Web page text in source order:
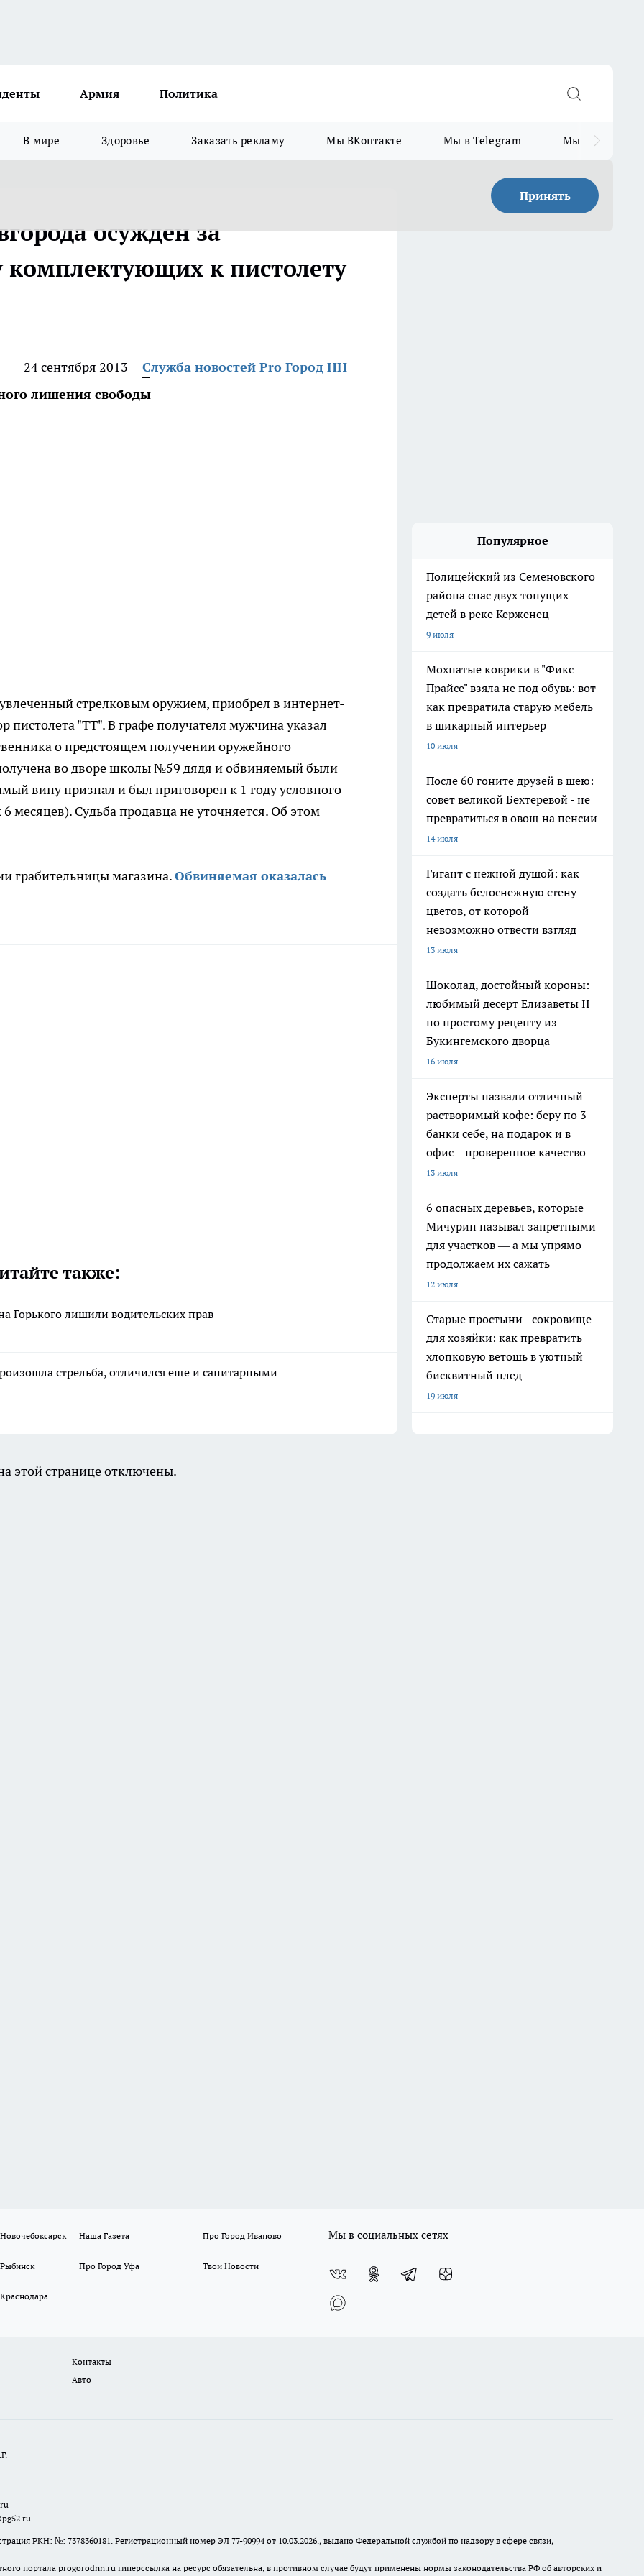
Армия Политика
В мире Здоровье Заказать рекламу Мы ВКонтакте Мы в Telegram Мы в MAX
Принять
осужден за
к пистолету
24 сентября 2013
Служба новостей Pro Город НН
лишения свободы
стрелковым оружием, приобрел в интернет-
пистолета "ТТ". В графе получателя мужчина указал
о предстоящем получении оружейного
во дворе школы №59 дядя и обвиняемый были
вину признал и был приговорен к 1 году условного
месяцев). Судьба продавца не уточняется. Об этом
грабительницы магазина.Обвиняемая оказалась
также:
Горького лишили водительских прав
стрельба, отличился еще и санитарными
Популярное
Полицейский из Семеновского
района спас двух тонущих
детей в реке Керженец
9 июля
Мохнатые коврики в "Фикс
Прайсе" взяла не под обувь: вот
как превратила старую мебель
в шикарный интерьер
10 июля
После 60 гоните друзей в шею:
совет великой Бехтеревой - не
превратиться в овощ на пенсии
14 июля
Гигант с нежной душой: как
создать белоснежную стену
цветов, от которой
невозможно отвести взгляд
13 июля
Шоколад, достойный короны:
любимый десерт Елизаветы II
по простому рецепту из
Букингемского дворца
16 июля
Эксперты назвали отличный
растворимый кофе: беру по 3
банки себе, на подарок и в
офис – проверенное качество
13 июля
6 опасных деревьев, которые
Мичурин называл запретными
для участков — а мы упрямо
продолжаем их сажать
12 июля
Старые простыни - сокровище
для хозяйки: как превратить
хлопковую ветошь в уютный
бисквитный плед
19 июля
этой странице отключены.
Наша Газета Про Город Иваново
Про Город Уфа Твои Новости
Мы в социальных сетях
Контакты
Авто
РКН: №: 7378360181. Регистрационный номер ЭЛ 77-90994 от 10.03.2026., выдано Федеральной службой по надзору в сфере связи,
портала progorodnn.ru гиперссылка на ресурс обязательна, в противном случае будут применены нормы законодательства РФ об авторских и